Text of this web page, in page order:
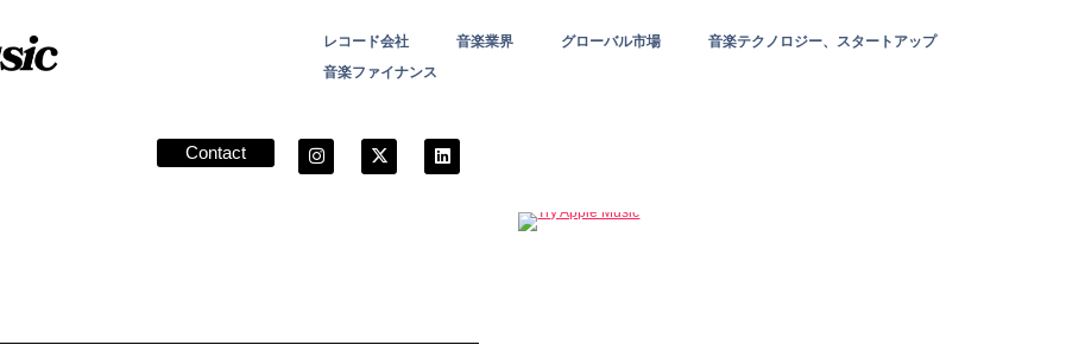
レコード会社 音楽業界 グローバル市場
音楽テクノロジー、スタートアップ
音楽ファイナンス
Contact